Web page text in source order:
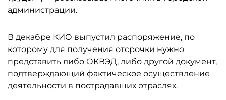
администрации.
В декабре КИО выпустил распоряжение, по
которому для получения отсрочки нужно
представить либо ОКВЭД, либо другой документ,
подтверждающий фактическое осуществление
деятельности в пострадавших отраслях.